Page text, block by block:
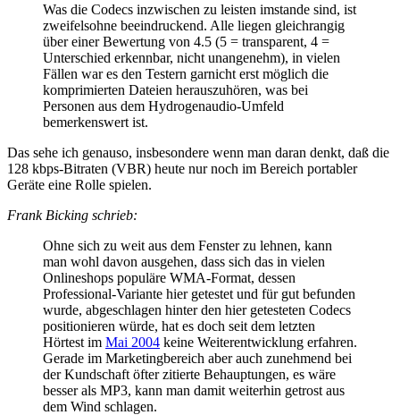
Was die Codecs inzwischen zu leisten imstande sind, ist
zweifelsohne beeindruckend. Alle liegen gleichrangig
über einer Bewertung von 4.5 (5 = transparent, 4 =
Unterschied erkennbar, nicht unangenehm), in vielen
Fällen war es den Testern garnicht erst möglich die
komprimierten Dateien herauszuhören, was bei
Personen aus dem Hydrogenaudio-Umfeld
bemerkenswert ist.
Das sehe ich genauso, insbesondere wenn man daran denkt, daß die
128 kbps-Bitraten (VBR) heute nur noch im Bereich portabler
Geräte eine Rolle spielen.
Frank Bicking schrieb:
Ohne sich zu weit aus dem Fenster zu lehnen, kann
man wohl davon ausgehen, dass sich das in vielen
Onlineshops populäre WMA-Format, dessen
Professional-Variante hier getestet und für gut befunden
wurde, abgeschlagen hinter den hier getesteten Codecs
positionieren würde, hat es doch seit dem letzten
Hörtest im Mai 2004 keine Weiterentwicklung erfahren.
Gerade im Marketingbereich aber auch zunehmend bei
der Kundschaft öfter zitierte Behauptungen, es wäre
besser als MP3, kann man damit weiterhin getrost aus
dem Wind schlagen.